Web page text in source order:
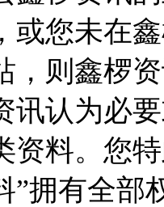
或您未在
，则鑫椤
讯认为必
资料。您
”拥有全部